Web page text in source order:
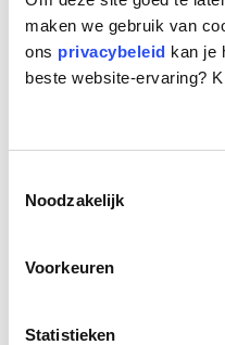
maken we gebruik van
ons privacybeleid kan je
beste website-ervaring?
Noodzakelijk
Voorkeuren
Statistieken
welzijn van de
eerste 110 jaar als
opereren we als
bestuurlijk